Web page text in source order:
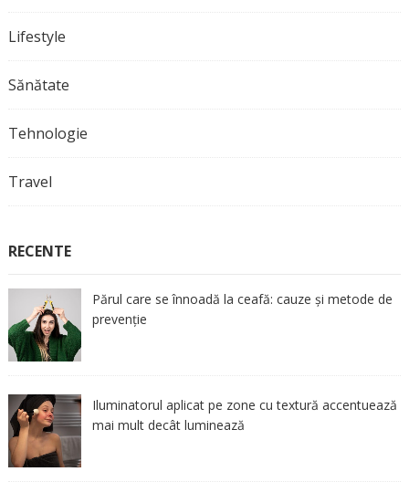
Lifestyle
Sănătate
Tehnologie
Travel
RECENTE
Părul care se înnoadă la ceafă: cauze și metode de
prevenție
Iluminatorul aplicat pe zone cu textură accentuează
mai mult decât luminează